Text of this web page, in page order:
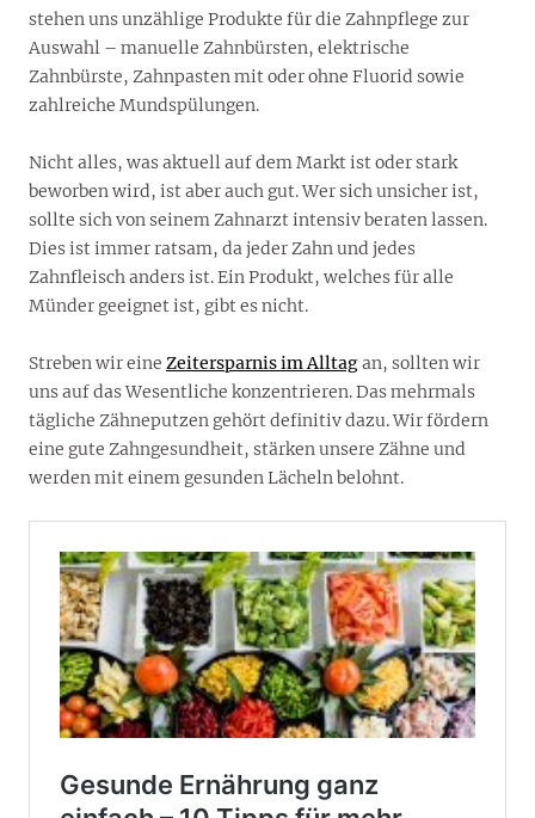
stehen uns unzählige Produkte für die Zahnpflege zur
Auswahl – manuelle Zahnbürsten, elektrische
Zahnbürste, Zahnpasten mit oder ohne Fluorid sowie
zahlreiche Mundspülungen.
Nicht alles, was aktuell auf dem Markt ist oder stark
beworben wird, ist aber auch gut. Wer sich unsicher ist,
sollte sich von seinem Zahnarzt intensiv beraten lassen.
Dies ist immer ratsam, da jeder Zahn und jedes
Zahnfleisch anders ist. Ein Produkt, welches für alle
Münder geeignet ist, gibt es nicht.
Streben wir eine Zeitersparnis im Alltagan, sollten wir
uns auf das Wesentliche konzentrieren. Das mehrmals
tägliche Zähneputzen gehört definitiv dazu. Wir fördern
eine gute Zahngesundheit, stärken unsere Zähne und
werden mit einem gesunden Lächeln belohnt.